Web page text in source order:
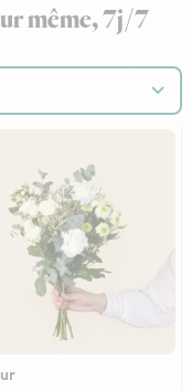
même, 7j/7